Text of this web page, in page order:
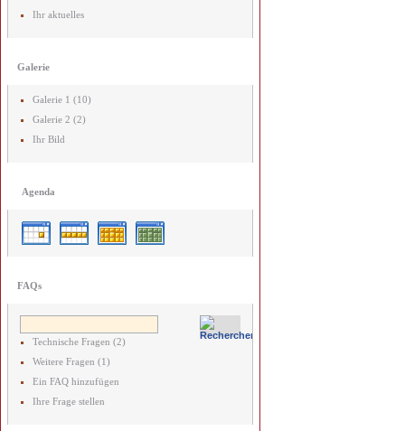
Ihr aktuelles
Galerie
Galerie 1 (10)
Galerie 2 (2)
Ihr Bild
Agenda
FAQs
Technische Fragen (2)
Weitere Fragen (1)
Ein FAQ hinzufügen
Ihre Frage stellen